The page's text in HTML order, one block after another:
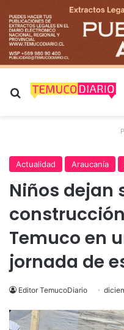
Buscar por
Actualidad Araucanía
Niños dejan
construcción
Temuco en
jornada de
Editor TemucoDiario